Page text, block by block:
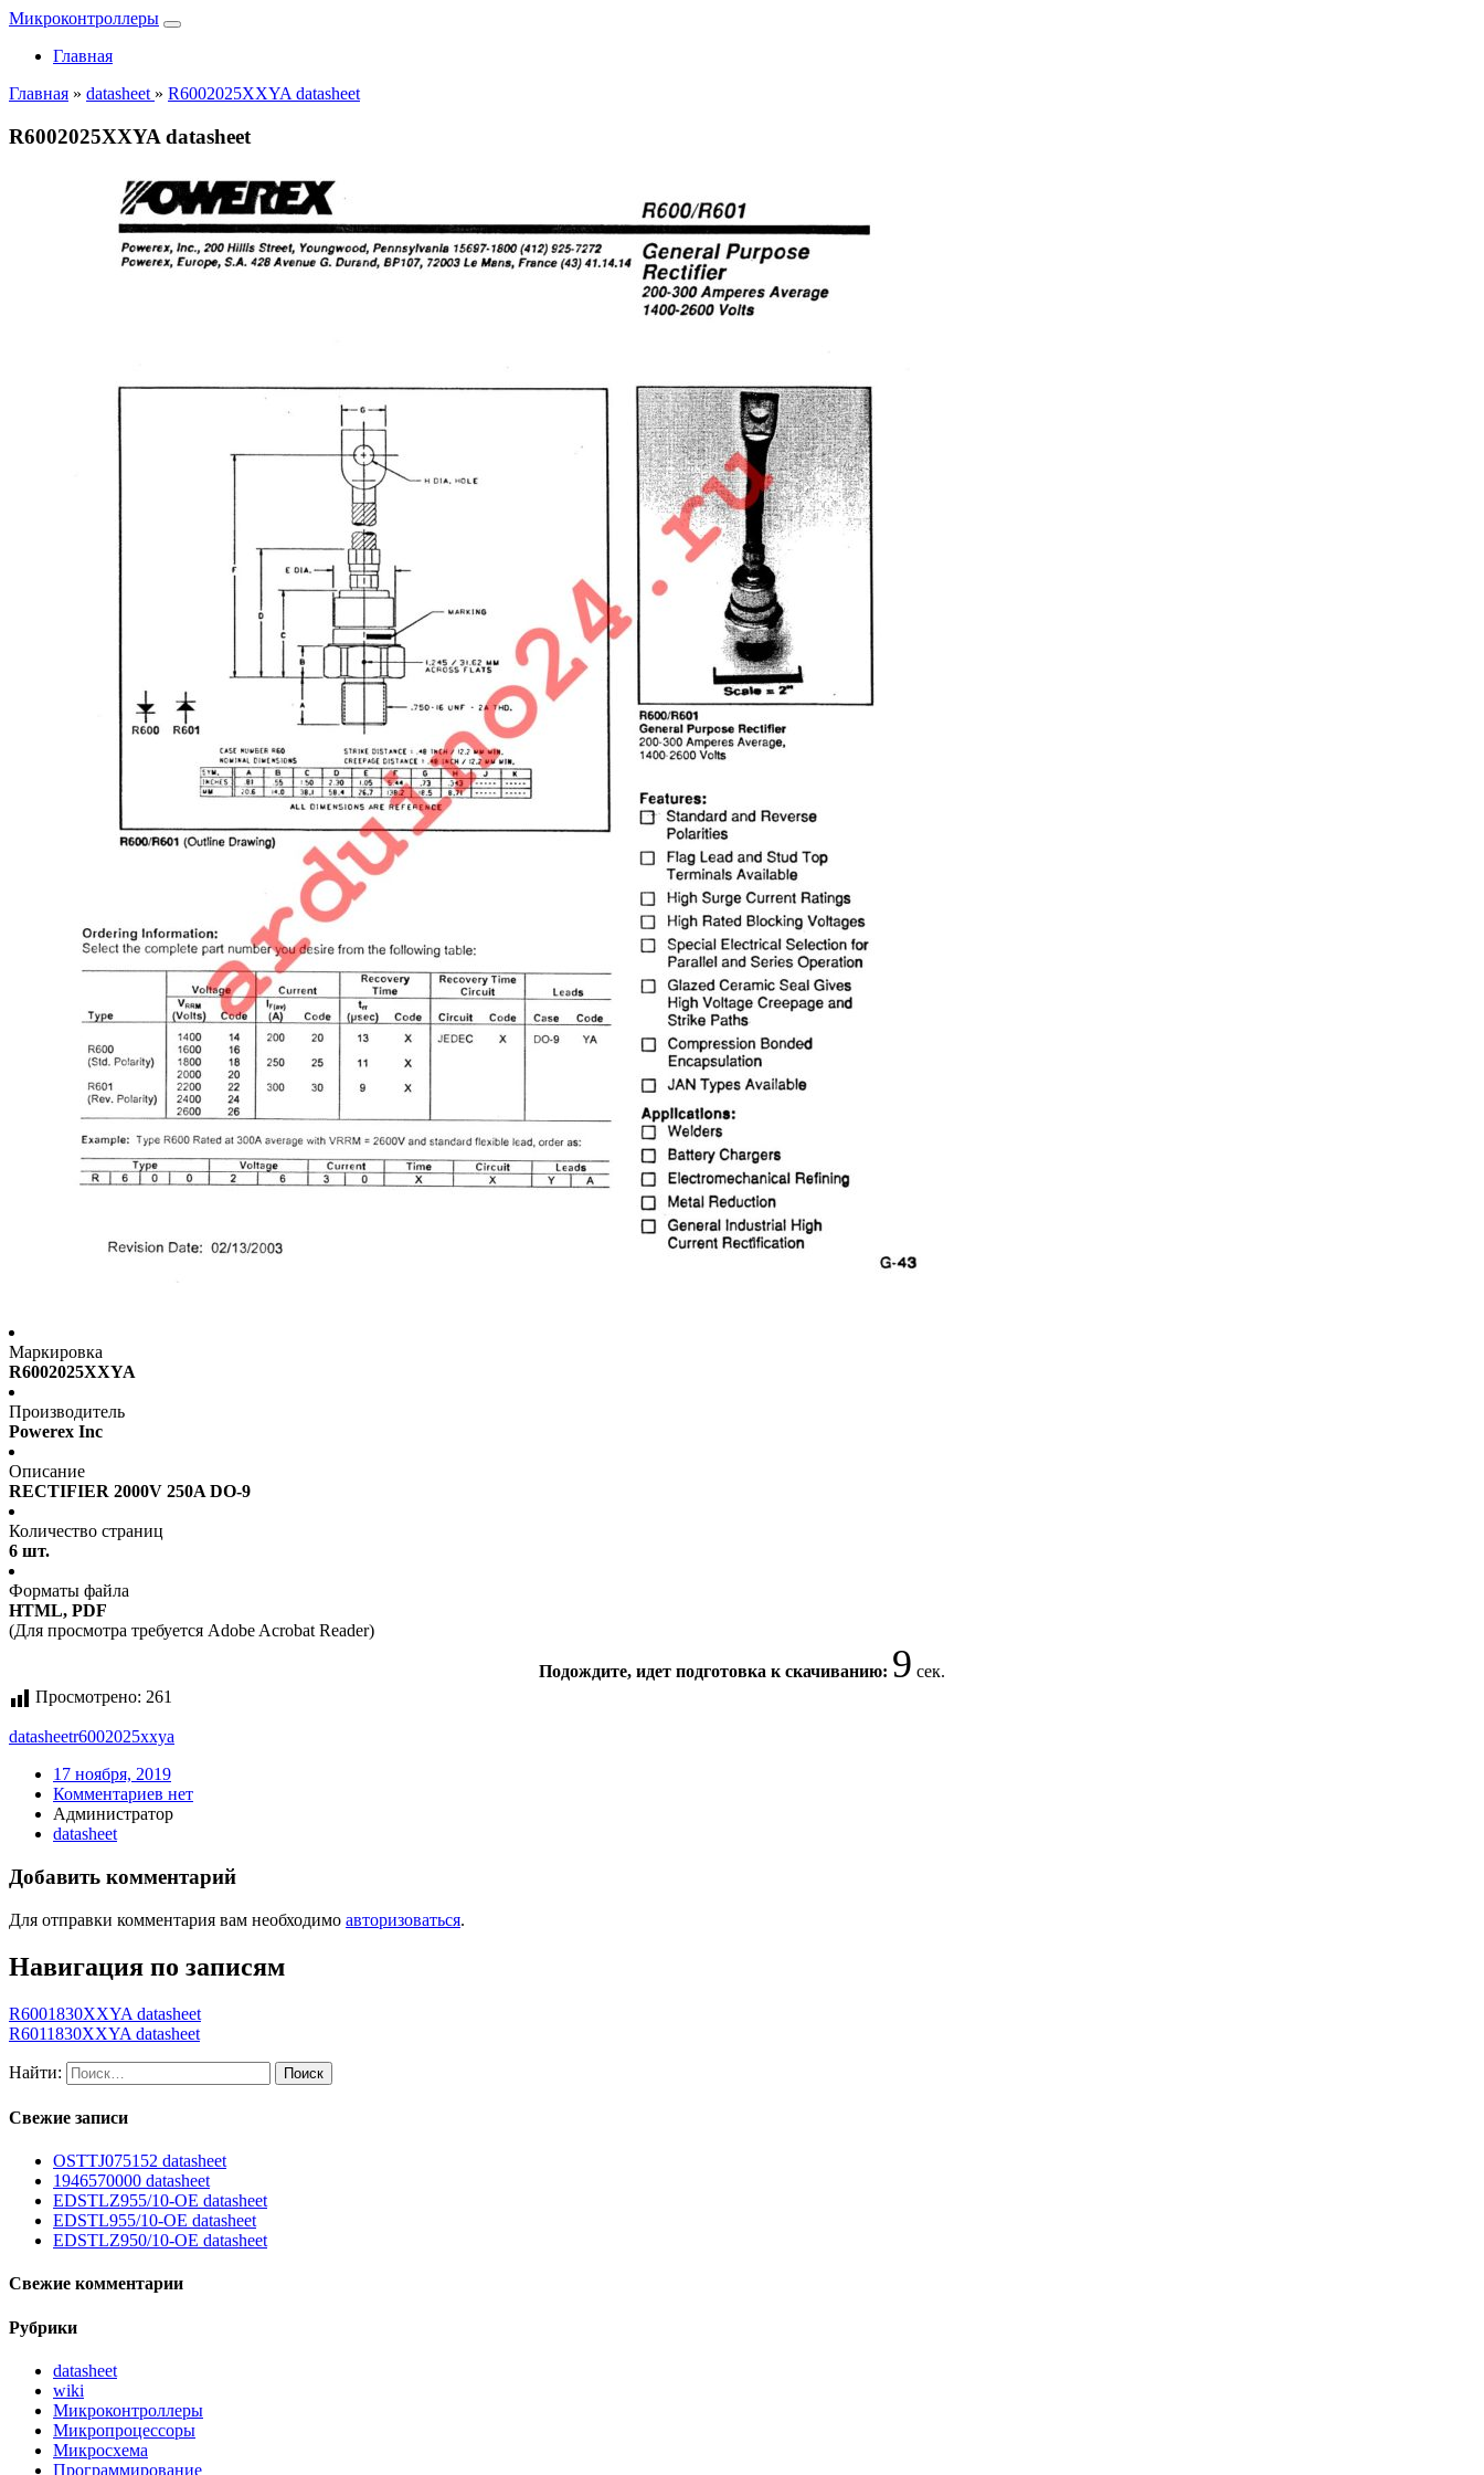
Микроконтроллеры
Главная
Главная » datasheet » R6002025XXYA datasheet
R6002025XXYA datasheet
Маркировка
R6002025XXYA
Производитель
Powerex Inc
Описание
RECTIFIER 2000V 250A DO-9
Количество страниц
6 шт.
Форматы файла
HTML, PDF
(Для просмотра требуется Adobe Acrobat Reader)
Подождите, идет подготовка к скачиванию: 8 сек.
Просмотрено: 261
datasheetr6002025xxya
17 ноября, 2019
Комментариев нет
Администратор
datasheet
Добавить комментарий
Для отправки комментария вам необходимо авторизоваться.
Навигация по записям
R6001830XXYA datasheet
R6011830XXYA datasheet
Найти:
Свежие записи
OSTTJ075152 datasheet
1946570000 datasheet
EDSTLZ955/10-OE datasheet
EDSTL955/10-OE datasheet
EDSTLZ950/10-OE datasheet
Свежие комментарии
Рубрики
datasheet
wiki
Микроконтроллеры
Микропроцессоры
Микросхема
Программирование